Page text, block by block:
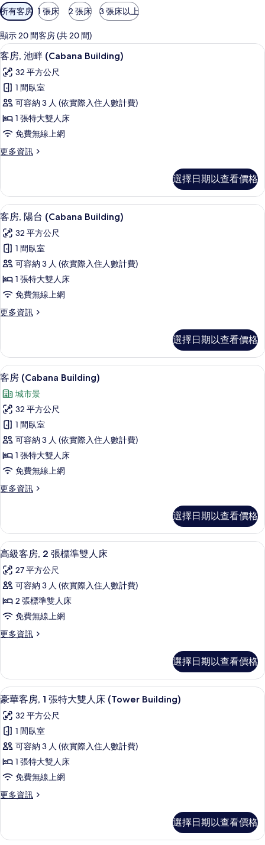
可
用
的
客
房
篩
選
條
所有客房 1 張床 2 張床 3 張床以上
顯示 20 間客房 (共 20 間)
顯
示
客
房,
池
畔
(Cabana
Building)
有
相
片
客房, 池畔 (Cabana Building) | 埃及
7
客房, 池畔 (Cabana Building)
32 平方公尺
1 間臥室
可容納 3 人 (依實際入住人數計費)
1 張特大雙人床
免費無線上網
更多資訊
更
池
畔
(Cabana
Building)
的
詳
選擇日期以查看價格
顯
示
客
房,
陽
台
(Cabana
Building)
有
相
片
客房, 陽台 (Cabana Building) | 埃及
7
客房, 陽台 (Cabana Building)
32 平方公尺
1 間臥室
可容納 3 人 (依實際入住人數計費)
1 張特大雙人床
免費無線上網
更多資訊
更
陽
台
(Cabana
Building)
的
詳
情
選擇日期以查看價格
顯
示
客
房
(Cabana
Building)
的
所
有
4
客房 (Cabana Building)
城市景
32 平方公尺
1 間臥室
可容納 3 人 (依實際入住人數計費)
1 張特大雙人床
免費無線上網
更多資訊
更
(Cabana
Building)
的
情
選擇日期以查看價格
顯
示
高
級
客
房,
2
標
準
雙
人
床
的
所
有
相
埃及棉床單、高級寢具、羽絨被、迷你
5
高級客房, 2 張標準雙人床
27 平方公尺
可容納 3 人 (依實際入住人數計費)
2 張標準雙人床
免費無線上網
更多資訊
更
客
房,
2
標
準
人
床
的
詳
情
選擇日期以查看價格
顯
示
豪
華
客
房,
張
大
豪華客房, 1 張特大雙人床 (Tower
6
豪華客房, 1 張特大雙人床 (Tower Building)
32 平方公尺
1 間臥室
可容納 3 人 (依實際入住人數計費)
1 張特大雙人床
免費無線上網
更多資訊
更
客
選擇日期以查看價格